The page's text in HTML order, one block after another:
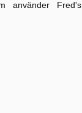
använder Fred's